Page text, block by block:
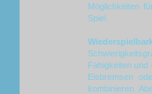
Möglichkeiten
Spiel.
Fähigkeiten
Eisbremsen
kombinieren.